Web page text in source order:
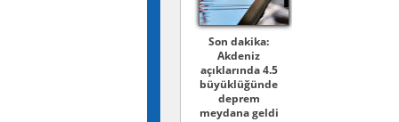
Son dakika:
Akdeniz
açıklarında 4.5
büyüklüğünde
deprem
meydana geldi